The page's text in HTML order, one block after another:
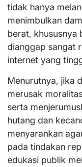
tidak hanya
menimbulkan
berat, khususnya
dianggap sangat
internet yang
Menurutnya, jika
merusak
serta
hutang dan
menyarankan
pada tindakan
edukasi publik